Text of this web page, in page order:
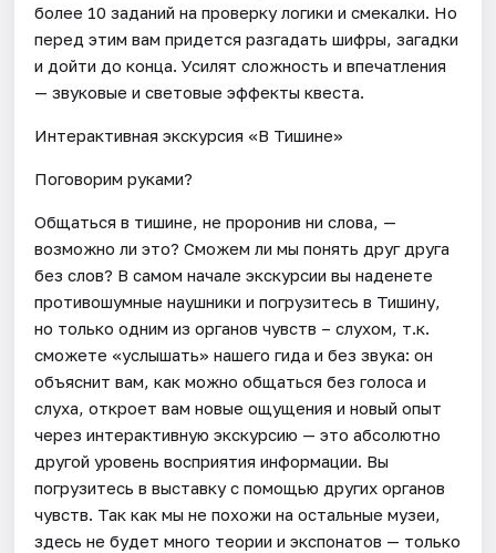
более 10 заданий на проверку логики и смекалки. Но
перед этим вам придется разгадать шифры, загадки
и дойти до конца. Усилят сложность и впечатления
— звуковые и световые эффекты квеста.
Интерактивная экскурсия «В Тишине»
Поговорим руками?
Общаться в тишине, не проронив ни слова, —
возможно ли это? Сможем ли мы понять друг друга
без слов? В самом начале экскурсии вы наденете
противошумные наушники и погрузитесь в Тишину,
но только одним из органов чувств – слухом, т.к.
сможете «услышать» нашего гида и без звука: он
объяснит вам, как можно общаться без голоса и
слуха, откроет вам новые ощущения и новый опыт
через интерактивную экскурсию — это абсолютно
другой уровень восприятия информации. Вы
погрузитесь в выставку с помощью других органов
чувств. Так как мы не похожи на остальные музеи,
здесь не будет много теории и экспонатов — только